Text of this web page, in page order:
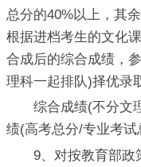
总分的40%以上，其
根据进档考生的文化
合成后的综合成绩，
理科一起排队)择优录
综合成绩(不分文理
绩(高考总分/专业考试
9、对按教育部政